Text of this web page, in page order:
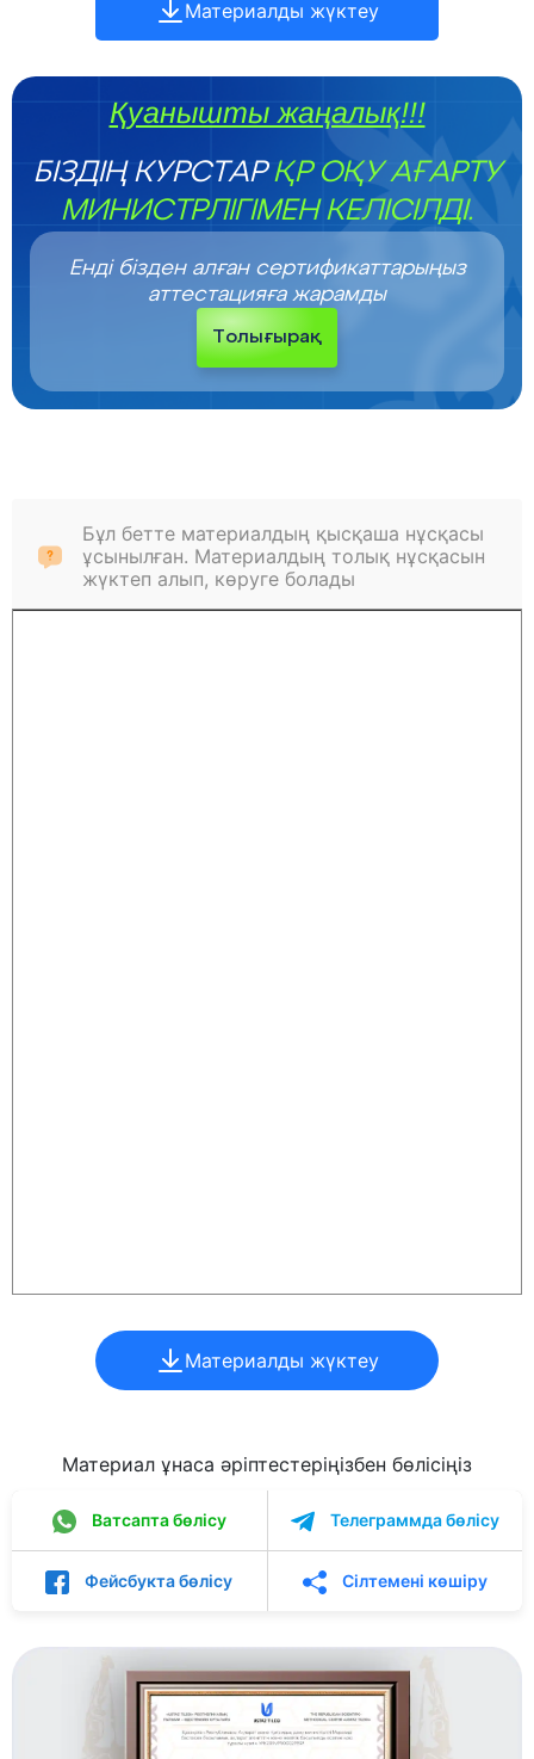
Материалды жүктеу
Қуанышты жаңалық!!!
БІЗДІҢ КУРСТАРҚР ОҚУ АҒАРТУ
МИНИСТРЛІГІМЕН КЕЛІСІЛДІ.
Енді бізден алған сертификаттарыңыз
аттестацияға жарамды
Толығырақ
Бұл бетте материалдың қысқаша нұсқасы
ұсынылған. Материалдың толық нұсқасын
жүктеп алып, көруге болады
Материалды жүктеу
Материал ұнаса әріптестеріңізбен бөлісіңіз
Ватсапта бөлісу Телеграммда бөлісу
Фейсбукта бөлісу Сілтемені көшіру